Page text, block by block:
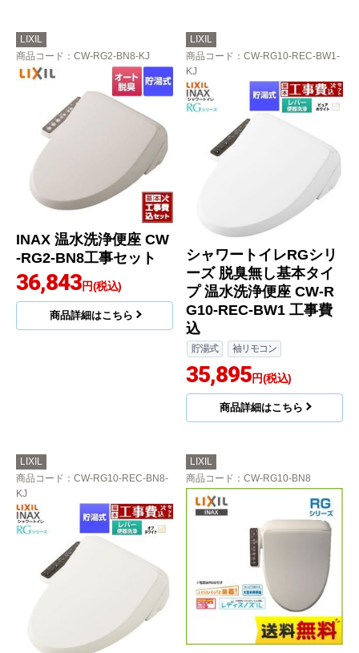
LIXIL
商品コード ：CW-RG2-BN8-KJ
INAX 温水洗浄便座 CW
-RG2-BN8工事セット
36,843円(税込)
商品詳細はこちら
LIXIL
商品コード ：CW-RG10-REC-BW1-
KJ
シャワートイレRGシリ
ーズ 脱臭無し基本タイ
プ 温水洗浄便座 CW-R
G10-REC-BW1 工事費
込
貯湯式 袖リモコン
35,895円(税込)
商品詳細はこちら
LIXIL
商品コード ：CW-RG10-REC-BN8-
KJ
LIXIL
商品コード ：CW-RG10-BN8